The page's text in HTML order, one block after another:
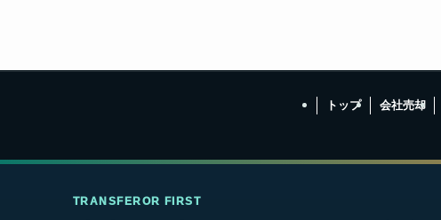
トップ 会社売却
TRANSFEROR FIRST